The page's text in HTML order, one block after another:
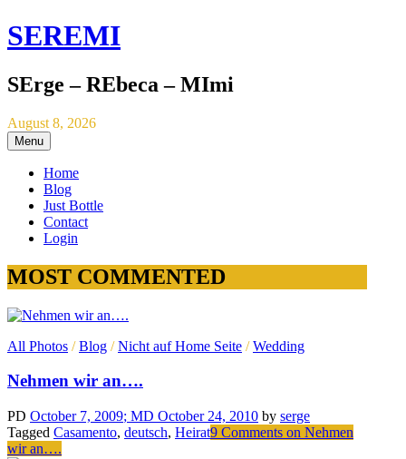
SEREMI
SErge – REbeca – MImi
August 8, 2026
Menu
Home
Blog
Just Bottle
Contact
Login
MOST COMMENTED
All Photos /Blog /Nicht auf Home Seite /Wedding
Nehmen wir an….
PD October 7, 2009; MD October 24, 2010 by serge
Tagged Casamento, deutsch, Heirat9 Comments on Nehmen
wir an….